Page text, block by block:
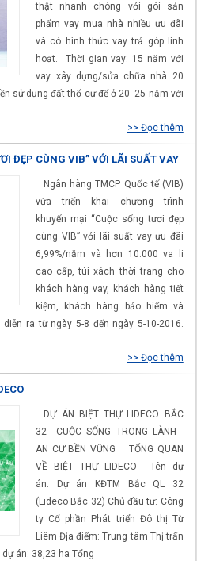
thật nhanh chóng với gói sản
phẩm vay mua nhà nhiều ưu đãi
và có hình thức vay trả góp linh
hoạt. Thời gian vay: 15 năm với
vay xây dựng/sửa chữa nhà 20
sử dụng đất thổ cư để ở 20 -25 năm với
>> Đọc thêm
ĐẸP CÙNG VIB” VỚI LÃI SUẤT VAY
Ngân hàng TMCP Quốc tế (VIB)
vừa triển khai chương trình
khuyến mại “Cuộc sống tươi đẹp
cùng VIB” với lãi suất vay ưu đãi
6,99%/năm và hơn 10.000 va li
cao cấp, túi xách thời trang cho
khách hàng vay, khách hàng tiết
kiệm, khách hàng bảo hiểm và
ra từ ngày 5-8 đến ngày 5-10-2016.
>> Đọc thêm
DỰ ÁN BIỆT THỰ LIDECO BẮC
32 CUỘC SỐNG TRONG LÀNH -
AN CƯ BỀN VỮNG TỔNG QUAN
VỀ BIỆT THỰ LIDECO Tên dự
án: Dự án KĐTM Bắc QL 32
(Lideco Bắc 32) Chủ đầu tư: Công
ty Cổ phần Phát triển Đô thị Từ
Liêm Địa điểm: Trung tâm Thị trấn
án: 38,23 ha Tổng